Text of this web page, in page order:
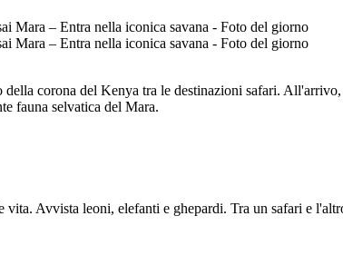
corona del Kenya tra le destinazioni safari.
fauna selvatica del Mara.
Avvista leoni, elefanti e ghepardi. Tra un safari e